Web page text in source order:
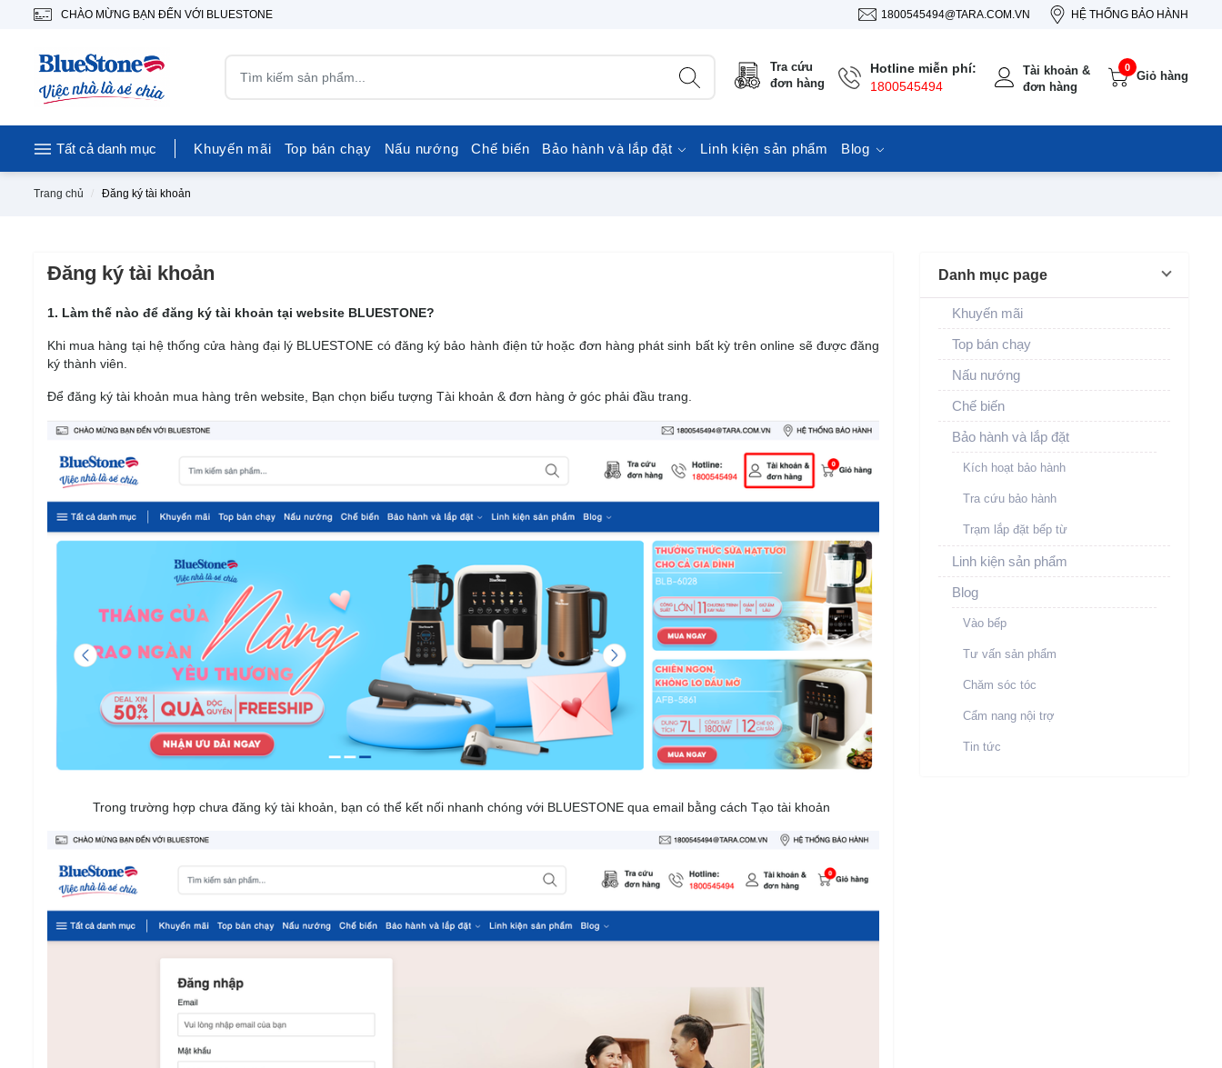
CHÀO MỪNG BẠN ĐẾN VỚI BLUESTONE 1800545494@TARA.COM.VN HỆ THỐNG BẢO HÀNH
Tra cứu
đơn hàng
Hotline miễn phí:
1800545494
Tài khoản &
đơn hàng
0
Giỏ hàng
Tất cả danh mục Khuyến mãi Top bán chạy Nấu nướng Chế biến Bảo hành và lắp đặt Linh kiện sản phẩm Blog
Trang chủ Đăng ký tài khoản
Đăng ký tài khoản
1. Làm thế nào để đăng ký tài khoản tại website BLUESTONE?
Khi mua hàng tại hệ thống cửa hàng đại lý BLUESTONE có đăng ký bảo hành điện tử hoặc đơn hàng phát sinh bất kỳ trên online sẽ được đăng
ký thành viên.
Để đăng ký tài khoản mua hàng trên website, Bạn chọn biểu tượng Tài khoản & đơn hàng ở góc phải đầu trang.
Trong trường hợp chưa đăng ký tài khoản, bạn có thể kết nối nhanh chóng với BLUESTONE qua email bằng cách Tạo tài khoản
Danh mục page
Khuyến mãi
Top bán chạy
Nấu nướng
Chế biến
Bảo hành và lắp đặt
Kích hoạt bảo hành
Tra cứu bảo hành
Trạm lắp đặt bếp từ
Linh kiện sản phẩm
Blog
Vào bếp
Tư vấn sản phẩm
Chăm sóc tóc
Cẩm nang nội trợ
Tin tức